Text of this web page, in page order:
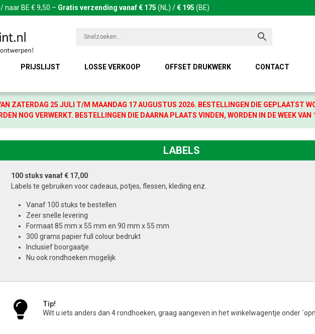
naar BE € 9,50 – Gratis verzending vanaf € 175 (NL) /€ 195 (BE)
PRIJSLIJST LOSSE VERKOOP OFFSET DRUKWERK CONTACT
ZATERDAG 25 JULI T/M MAANDAG 17 AUGUSTUS 2026. BESTELLINGEN DIE GEPLAATST
NOG VERWERKT. BESTELLINGEN DIE DAARNA PLAATS VINDEN, WORDEN IN DE WEEK
LABELS
100 stuks vanaf € 17,00
Labels te gebruiken voor cadeaus, potjes, flessen, kleding enz.
Vanaf 100 stuks te bestellen
Zeer snelle levering
Formaat 85 mm x 55 mm en 90 mm x 55 mm
300 grams papier full colour bedrukt
Inclusief boorgaatje
Nu ook rondhoeken mogelijk
Tip!
Wilt u iets anders dan 4 rondhoeken, graag aangeven in het winkelwagentje onder